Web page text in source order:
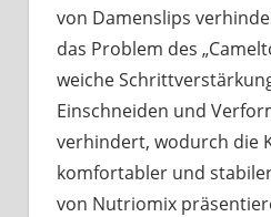
von Damenslips
das Problem des
weiche
Einschneiden und
verhindert, wodurch die
komfortabler und
von Nutriomix